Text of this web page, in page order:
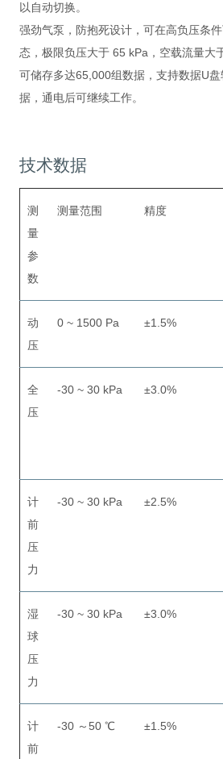
以自动切换。
强劲气泵，防抱死设计，可在高负压条
态，极限负压大于 65 kPa，空载流量大
可储存多达65,000组数据，支持数据U
据，通电后可继续工作。
技术数据
测
量
参
数
测量范围 精度
动
压
0 ~ 1500 Pa ±1.5%
全
压
-30 ~ 30 kPa ±3.0%
计
前
压
力
-30 ~ 30 kPa ±2.5%
湿
球
压
力
-30 ~ 30 kPa ±3.0%
计
前
-30 ～50 ℃ ±1.5%